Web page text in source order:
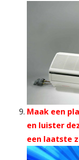
Maak een
en luister
een laatste